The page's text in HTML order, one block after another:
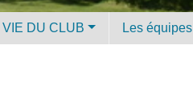
VIE DU CLUB Les équipes